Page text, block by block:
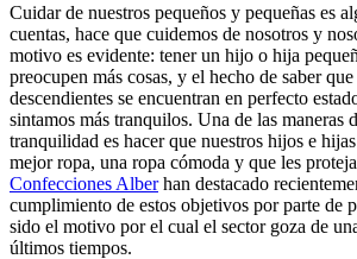
Cuidar de nuestros pequeños y pequeñas es
cuentas, hace que cuidemos de nosotros y
motivo es evidente: tener un hijo o hija
preocupen más cosas, y el hecho de saber
descendientes se encuentran en perfecto
sintamos más tranquilos. Una de las maneras
tranquilidad es hacer que nuestros hijos e
mejor ropa, una ropa cómoda y que les
Confecciones Alberhan destacado
cumplimiento de estos objetivos por parte de
sido el motivo por el cual el sector goza de
últimos tiempos.